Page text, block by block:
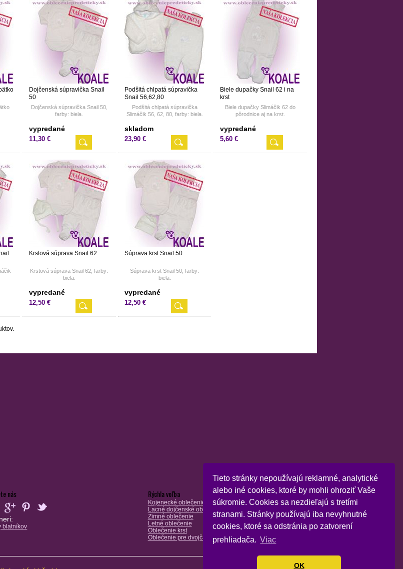
Tieto stránky nepoužívajú reklamné, analytické
alebo iné cookies, ktoré by mohli ohroziť Vaše
súkromie. Cookies sa nezdieľajú s tretími
stranami. Stránky používajú iba nevyhnutné
cookies, ktoré sa odstránia po zatvorení
prehliadača. Viac
OK
Dojčenská súpravička Snail
50
Dojčenská súpravička Snail 50,
farby: biela.
vypredané
11,30 €
Podšitá chlpatá súpravička
Snail 56,62,80
Podšitá chlpatá súpravička
Slimáčik 56, 62, 80, farby: biela.
skladom
23,90 €
Biele dupačky Snail 62 i na
krst
Biele dupačky Slimáčik 62 do
pôrodnice aj na krst.
vypredané
5,60 €
Krstová súprava Snail 62
Krstová súprava Snail 62, farby:
biela.
vypredané
12,50 €
Súprava krst Snail 50
Súprava krst Snail 50, farby:
biela.
vypredané
12,50 €
nás
blatníkov
Rýchla voľba
Kojenecké oblečenie
Lacné dojčenské oblečenie
Zimné oblečenie
Letné oblečenie
Oblečenie krst
Oblečenie pre dvojčatá